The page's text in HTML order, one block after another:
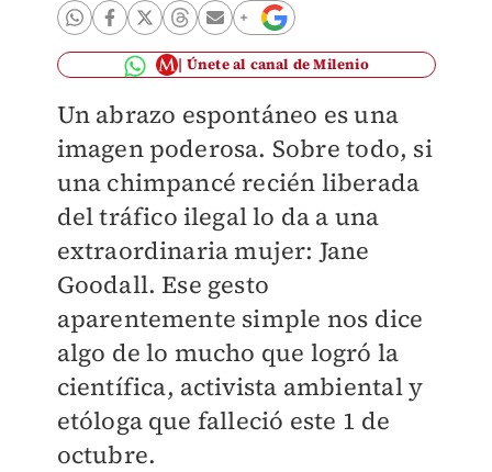
Únete al canal de Milenio
Un abrazo espontáneo es una
imagen poderosa. Sobre todo, si
una chimpancé recién liberada
del tráfico ilegal lo da a una
extraordinaria mujer: Jane
Goodall. Ese gesto
aparentemente simple nos dice
algo de lo mucho que logró la
científica, activista ambiental y
etóloga que falleció este 1 de
octubre.